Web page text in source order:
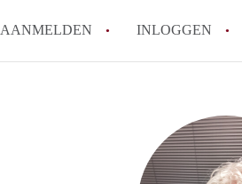
AANMELDEN INLOGGEN
Tips:
How
Wat